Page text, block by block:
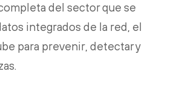
del sector que se
integrados de la red, el
para prevenir, detectar y